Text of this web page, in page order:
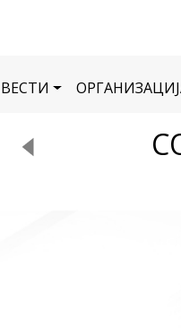
ВЕСТИ